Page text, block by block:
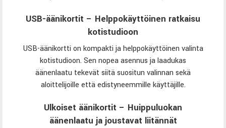
USB-äänikortit – Helppokäyttöinen ratkaisu
kotistudioon
USB-äänikortti on kompakti ja helppokäyttöinen valinta
kotistudioon. Sen nopea asennus ja laadukas
äänenlaatu tekevät siitä suositun valinnan sekä
aloittelijoille että edistyneemmille käyttäjille.
Ulkoiset äänikortit – Huippuluokan
äänenlaatu ja joustavat liitännät